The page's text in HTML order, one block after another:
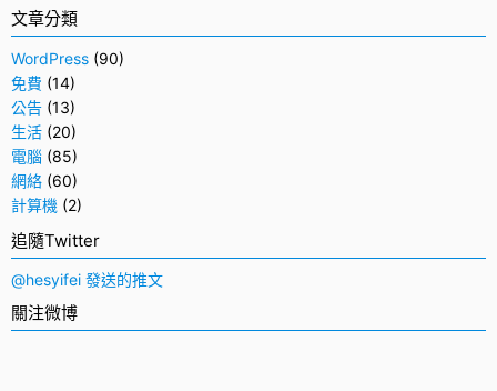
文章分類
WordPress (90)
免費 (14)
公告 (13)
生活 (20)
電腦 (85)
網絡 (60)
計算機 (2)
追隨Twitter
@hesyifei 發送的推文
關注微博